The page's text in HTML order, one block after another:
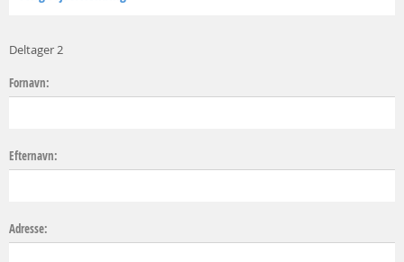
Deltager 2
Fornavn:
Efternavn:
Adresse: